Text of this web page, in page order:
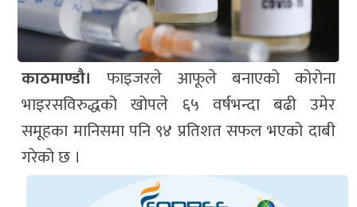
काठमाण्डौ। फाइजरले आफूले बनाएको कोरोना
भाइरसविरुद्धको खोपले ६५ वर्षभन्दा बढी उमेर
समूहका मानिसमा पनि ९४ प्रतिशत सफल भएको दाबी
गरेको छ ।